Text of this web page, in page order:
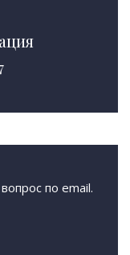
по email.